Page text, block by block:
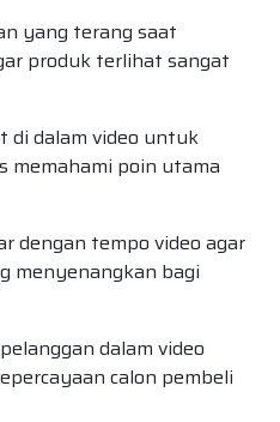
yang terang saat
produk terlihat sangat
di dalam video untuk
memahami poin utama
dengan tempo video agar
menyenangkan bagi
dalam video
calon pembeli